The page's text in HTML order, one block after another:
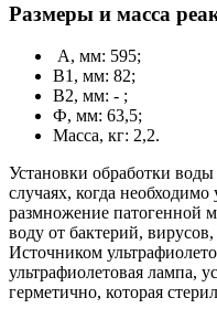
Размеры и масса
A, мм: 595;
B1, мм: 82;
B2, мм: - ;
Ф, мм: 63,5;
Масса, кг: 2,2.
Установки обработки
случаях, когда
размножение патогенной
воду от бактерий,
Источником
ультрафиолетовая лампа,
герметично, которая